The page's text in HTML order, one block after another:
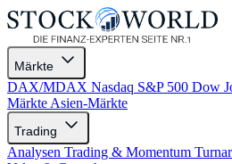
Märkte
DAX/MDAX Nasdaq S&P 500 Dow
Märkte Asien-Märkte
Trading
Analysen Trading & Momentum